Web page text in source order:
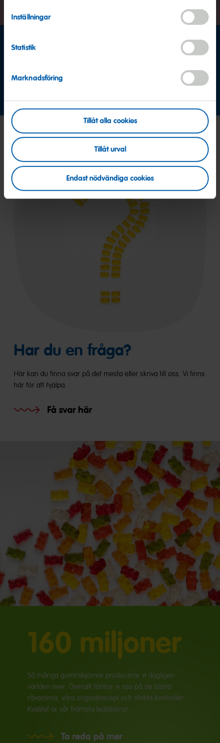
Inställningar
Statistik
Marknadsföring
Tillåt alla cookies
Tillåt urval
Endast nödvändiga cookies
Mjuka Nappar av skum!
Lena och mjuka Nappar från HARIBO. Utsökta smaker av
Har du en fråga?
Här kan du finna svar på det mesta eller skriva till oss. Vi finns
här för att hjälpa.
Få svar här
160 miljoner
Så många gummibjörnar producerar vi dagligen
världen över. Överallt förlitar vi oss på de bästa
råvarorna, våra originalrecept och strikta kontroller:
Kvalitet är vår främsta ledstjärna!
Ta reda på mer